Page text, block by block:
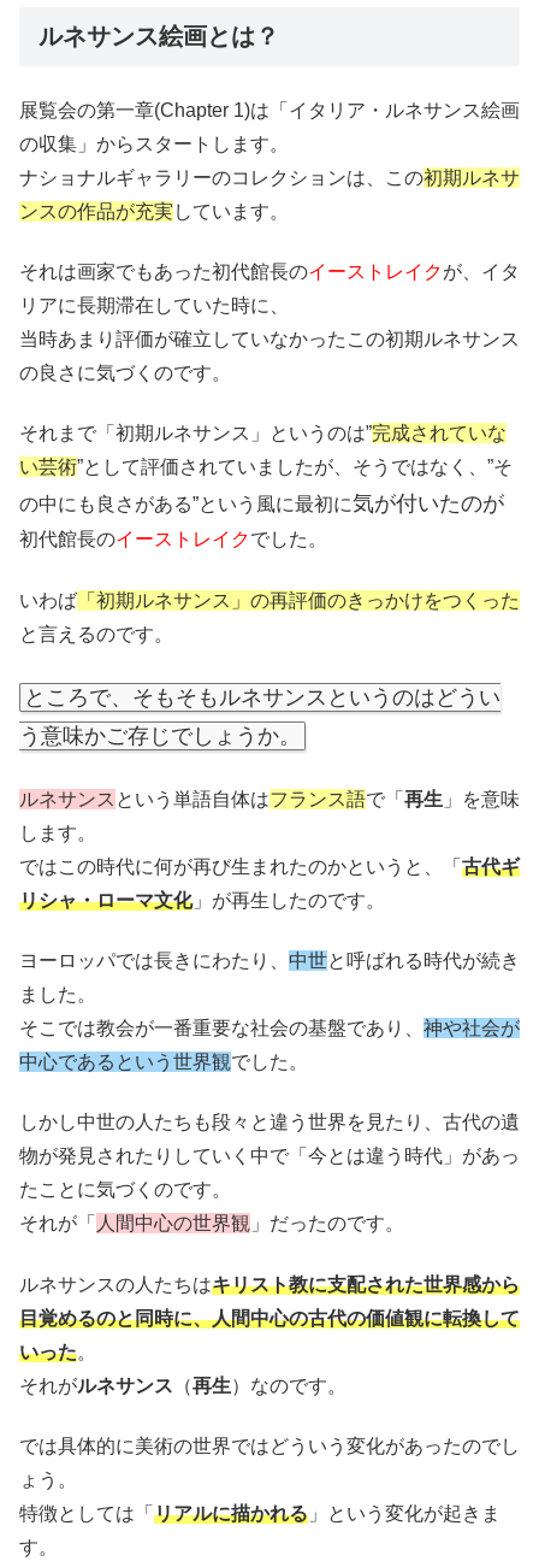
ルネサンス絵画とは？
展覧会の第一章(Chapter 1)は「イタリア・ルネサンス絵画
の収集」からスタートします。
ナショナルギャラリーのコレクションは、この初期ルネサ
ンスの作品が充実 しています。
それは画家でもあった初代館長のイーストレイクが、イタ
リアに長期滞在していた時に、
当時あまり評価が確立していなかったこの初期ルネサンス
の良さに気づくのです。
それまで「初期ルネサンス」というのは”完成されていな
い芸術”として評価されていましたが、そうではなく、”そ
の中にも良さがある”という風に最初に気が付いたのが
初代館長のイーストレイクでした。
いわば 「初期ルネサンス」の再評価のきっかけをつくった
と言えるのです。
ところで、そもそもルネサンスというのはどうい
う意味かご存じでしょうか。
ルネサンス という単語自体はフランス語で「 再生 」を意味
します。
ではこの時代に何が再び生まれたのかというと、「 古代ギ
リシャ・ローマ文化」が再生したのです。
ヨーロッパでは長きにわたり、 中世と呼ばれる時代が続き
ました。
そこでは教会が一番重要な社会の基盤であり、 神や社会が
中心であるという世界観でした。
しかし中世の人たちも段々と違う世界を見たり、古代の遺
物が発見されたりしていく中で「今とは違う時代」があっ
たことに気づくのです。
それが「 人間中心の世界観 」だったのです。
ルネサンスの人たちはキリスト教に支配された世界感から
目覚めるのと同時に、人間中心の古代の価値観に転換して
いった。
それがルネサンス （再生）なのです。
では具体的に美術の世界ではどういう変化があったのでし
ょう。
特徴としては「 リアルに描かれる 」という変化が起きま
す。